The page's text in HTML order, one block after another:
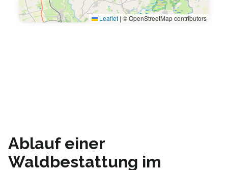
Leaflet |© OpenStreetMap contributors
Ablauf einer
Waldbestattung im